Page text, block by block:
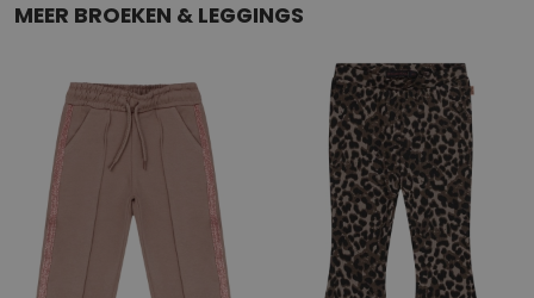
MEER BROEKEN & LEGGINGS